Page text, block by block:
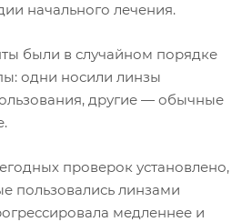
начального лечения.
были в случайном порядке
одни носили линзы
другие — обычные
проверок установлено,
пользовались линзами
медленнее и